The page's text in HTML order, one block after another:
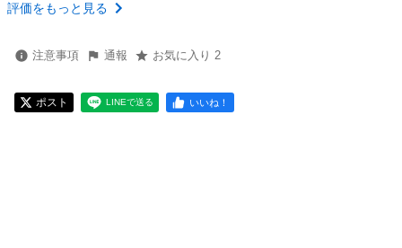
評価をもっと見る
注意事項 通報 お気に入り 2
ポスト LINEで送る いいね！